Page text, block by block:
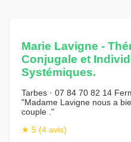
Marie Lavigne -
Conjugale et
Systémiques.
Tarbes · 07 84 70 82 14
"Madame Lavigne nous a
couple ."
★ 5 (4 avis)